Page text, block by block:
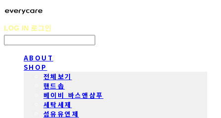
LOG IN 로그인
ABOUT
SHOP
전체보기
핸드솝
베이비 바스앤샴푸
세탁세제
섬유유연제